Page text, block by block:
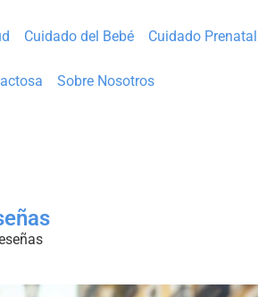
Cuidado del Bebé Cuidado Prenatal
Sobre Nosotros